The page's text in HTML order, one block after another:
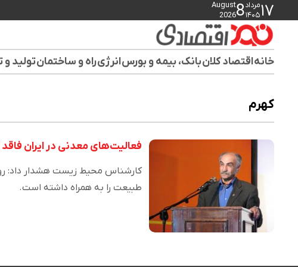
۱۷مرداد
۱۴۰۵8
August
2026
خانهاقتصاد کلانبانک، بیمه و بورسانرژیراه و ساختمانتولید و
کهرم
فعالیت‌های معدنی در ایران
کارشناس محیط زیست هشدار داد:
طبیعت را به همراه داشته است.